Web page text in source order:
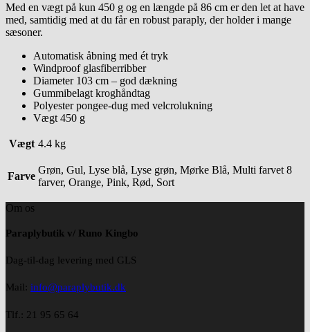
Med en vægt på kun 450 g og en længde på 86 cm er den let at have
med, samtidig med at du får en robust paraply, der holder i mange
sæsoner.
Automatisk åbning med ét tryk
Windproof glasfiberribber
Diameter 103 cm – god dækning
Gummibelagt kroghåndtag
Polyester pongee-dug med velcrolukning
Vægt 450 g
Vægt 4.4 kg
Farve
Grøn, Gul, Lyse blå, Lyse grøn, Mørke Blå, Multi farvet 8
farver, Orange, Pink, Rød, Sort
Om os
Paraplybutik v/ Runo Kingbo
Dag-til-dag levering med GLS
Mail: info@paraplybutik.dk
Tlf.: 21 95 65 64